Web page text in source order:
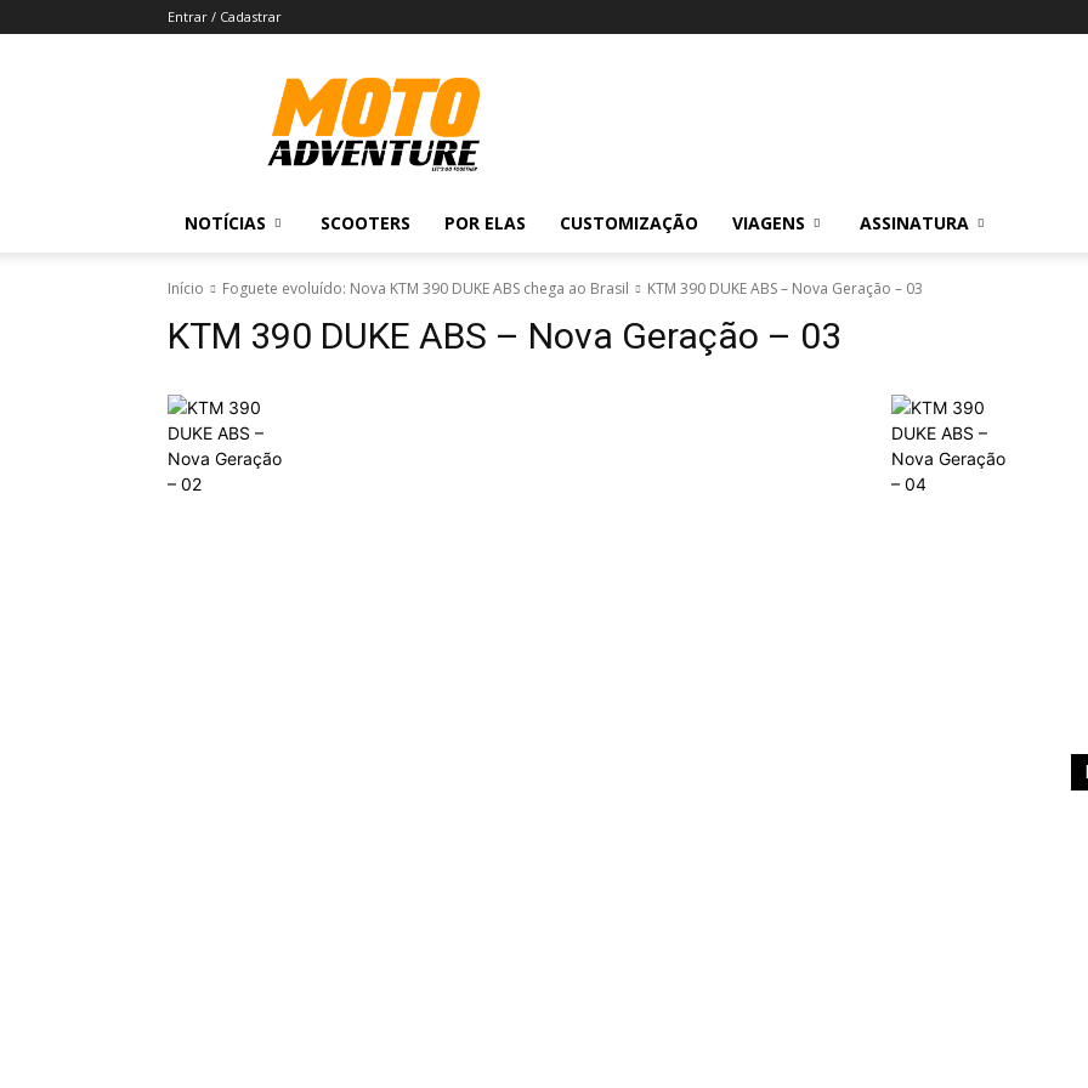
Entrar / Cadastrar
Revista
Moto
Adventure
NOTÍCIAS SCOOTERS POR ELAS CUSTOMIZAÇÃO VIAGENS ASSINATURA
Início Foguete evoluído: Nova KTM 390 DUKE ABS chega ao Brasil KTM 390 DUKE ABS – Nova Geração – 03
KTM 390 DUKE ABS – Nova Geração – 03